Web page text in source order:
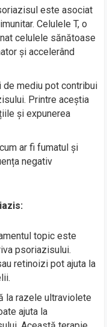
este asociat
Celulele T, o
celulele sănătoase
și accelerând
de mediu pot contribui
Printre aceștia
și expunerea
ar fi fumatul și
negativ
topic este
psoriazisului.
retinoizi pot ajuta la
la razele ultraviolete
ajuta la